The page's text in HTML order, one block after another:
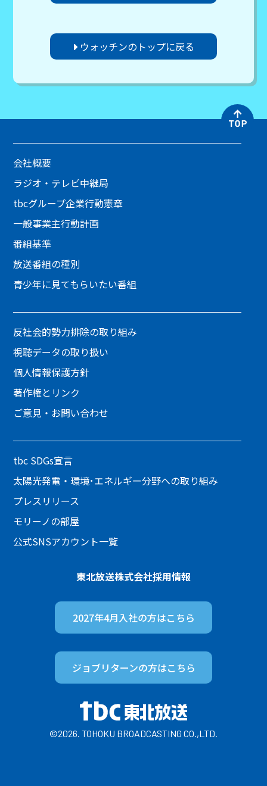
ウォッチンのトップに戻る
会社概要
ラジオ・テレビ中継局
tbcグループ企業行動憲章
一般事業主行動計画
番組基準
放送番組の種別
青少年に見てもらいたい番組
反社会的勢力排除の取り組み
視聴データの取り扱い
個人情報保護方針
著作権とリンク
ご意見・お問い合わせ
tbc SDGs宣言
太陽光発電・環境･エネルギー分野への取り組み
プレスリリース
モリーノの部屋
公式SNSアカウント一覧
東北放送株式会社採用情報
2027年4月入社の方はこちら
ジョブリターンの方はこちら
©2026. TOHOKU BROADCASTING CO.,LTD.